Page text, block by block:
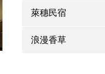
萊穗民宿
浪漫香草